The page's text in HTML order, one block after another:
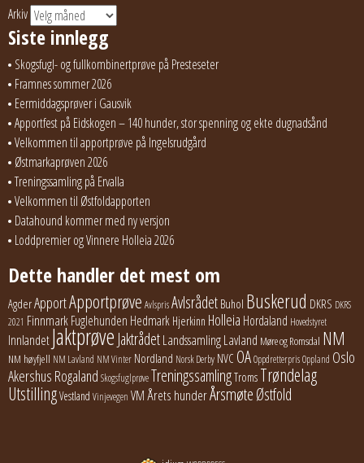
Arkiv
Siste innlegg
Skogsfugl- og fullkombinertprøve på Presteseter
Framnes sommer 2026
Eermiddagsprøver i Gausvik
Apportfest på Eidskogen – 140 hunder, stor spenning og ekte dugnadsånd
Velkommen til apportprøve på Ingelsrudgård
Østmarkaprøven 2026
Treningssamling på Ervalla
Velkommen til Østfoldapporten
Datahound kommer med ny versjon
Loddpremier og Vinnere Holleia 2026
Dette handler det mest om
AgderApportApportprøve AvlsprisAvlsrådet Buhol Buskerud DKRS DKRS
2021 FinnmarkFuglehunden Hedmark Hjerkinn Holleia Hordaland Hovedstyret
InnlandetJaktprøve JaktrådetLandssamlingLavland Møre og Romsdal NM
NM høyfjell NM Lavland NM Vinter Nordland Norsk Derby NVC OAOppdretterprisOppland Oslo
Akershus Rogaland SkogsfuglprøveTreningssamlingTroms Trøndelag
UtstillingVestland Vinjevegen VMÅrets hunderÅrsmøteØstfold